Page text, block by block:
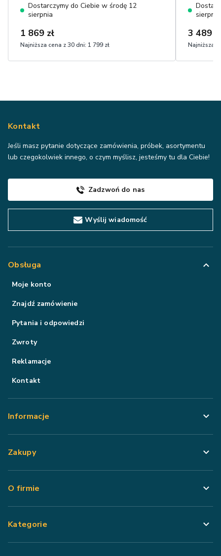
dekoracyjne, dwa materace, miękki
sztruks
Dostarczymy do Ciebie w środę 12
sierpnia
1 869 zł
Najniższa cena z 30 dni: 1 799 zł
sierpnia
3 489
Najniższa
Kontakt
Jeśli masz pytanie dotyczące zamówienia, próbek, asortymentu
lub czegokolwiek innego, o czym myślisz, jesteśmy tu dla Ciebie!
Zadzwoń do nas
Wyślij wiadomość
Obsługa
Moje konto
Znajdź zamówienie
Pytania i odpowiedzi
Zwroty
Reklamacje
Kontakt
Informacje
Zakupy
O firmie
Kategorie